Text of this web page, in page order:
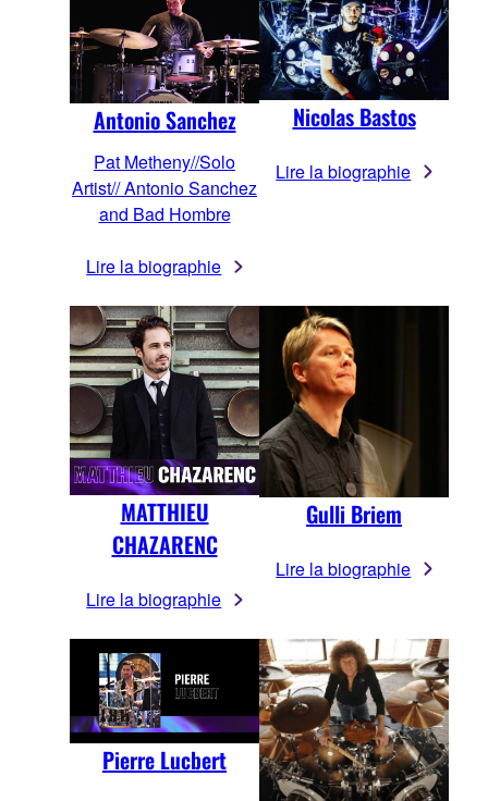
Antonio Sanchez
Pat Metheny//Solo
Artist// Antonio Sanchez
and Bad Hombre
Lire la biographie
Nicolas Bastos
Lire la biographie
MATTHIEU
CHAZARENC
Lire la biographie
Gulli Briem
Lire la biographie
Pierre Lucbert